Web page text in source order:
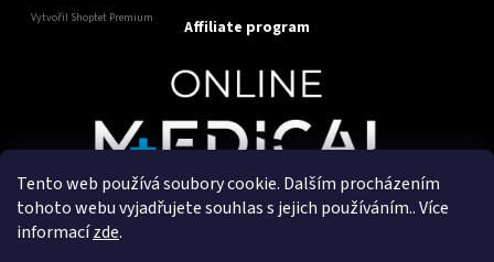
Tento web používá soubory cookie. Dalším procházením
tohoto webu vyjadřujete souhlas s jejich používáním.. Více
informacízde.
Vytvořil Shoptet Premium Affiliate program
Copyright 2025OnlineMedical.cz. Všechna práva
vyhrazena.
Vytvořil a marketingově zajišťuje